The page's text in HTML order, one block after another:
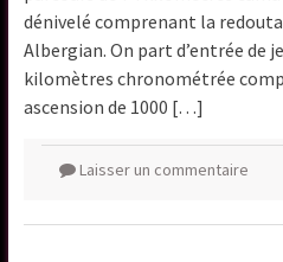
dénivelé comprenant la
Albergian. On part d’entrée de
kilomètres chronométrée
ascension de 1000 […]
Laisser un commentaire